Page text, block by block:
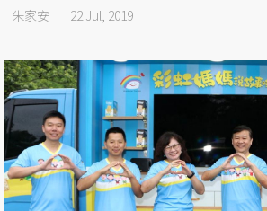
朱家安 22 Jul, 2019